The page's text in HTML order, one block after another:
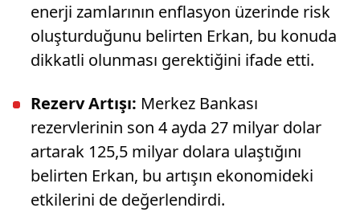
enerji zamlarının enflasyon üzerinde risk
oluşturduğunu belirten Erkan, bu konuda
dikkatli olunması gerektiğini ifade etti.
Rezerv Artışı: Merkez Bankası
rezervlerinin son 4 ayda 27 milyar dolar
artarak 125,5 milyar dolara ulaştığını
belirten Erkan, bu artışın ekonomideki
etkilerini de değerlendirdi.